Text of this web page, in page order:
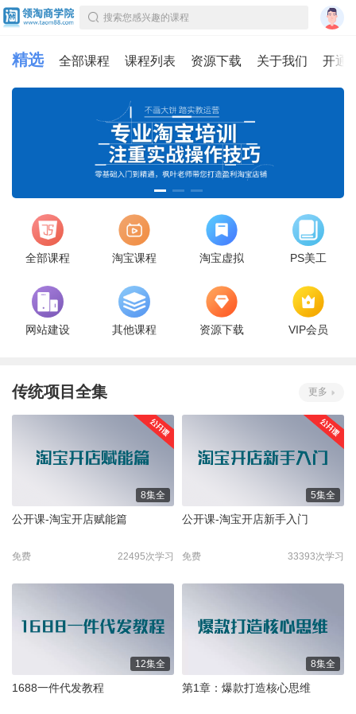
搜索您感兴趣的课程
精选 全部课程 课程列表 资源下载 关于我们 开通
全部课程 淘宝课程 淘宝虚拟 PS美工
网站建设 其他课程 资源下载 VIP会员
传统项目全集 更多
8集全
公开课-淘宝开店赋能篇
免费 22495次学习
5集全
公开课-淘宝开店新手入门
免费 33393次学习
12集全
1688一件代发教程
8集全
第1章：爆款打造核心思维